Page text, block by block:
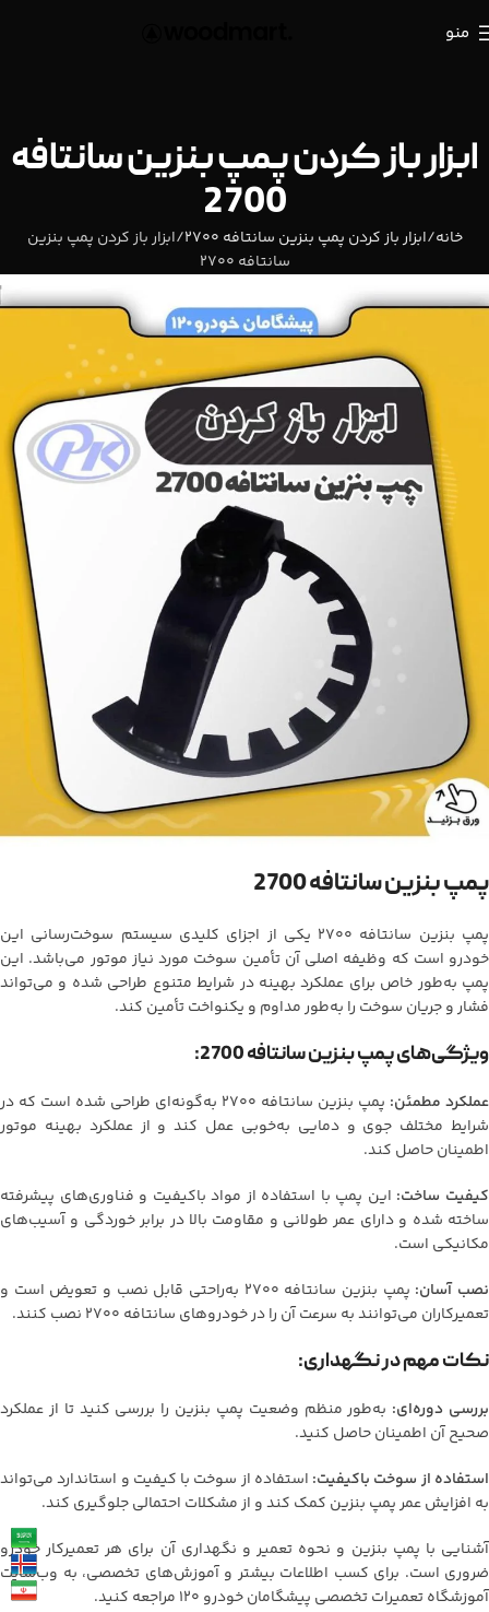
منو
ابزار باز کردن پمپ بنزين سانتافه
2700
خانه ابزار باز کردن پمپ بنزين سانتافه 2700
ابزار باز کردن پمپ بنزين
سانتافه 2700
پمپ بنزین سانتافه 2700
پمپ بنزین سانتافه 2700 یکی از اجزای کلیدی سیستم سوخت‌رسانی این
خودرو است که وظیفه اصلی آن تأمین سوخت مورد نیاز موتور می‌باشد. این
پمپ به‌طور خاص برای عملکرد بهینه در شرایط متنوع طراحی شده و می‌تواند
فشار و جریان سوخت را به‌طور مداوم و یکنواخت تأمین کند.
ویژگی‌های پمپ بنزین سانتافه 2700:
عملکرد مطمئن:
پمپ بنزین سانتافه 2700 به‌گونه‌ای طراحی شده است که در
شرایط مختلف جوی و دمایی به‌خوبی عمل کند و از عملکرد بهینه موتور
اطمینان حاصل کند.
کیفیت ساخت: این پمپ با استفاده از مواد باکیفیت و فناوری‌های پیشرفته
ساخته شده و دارای عمر طولانی و مقاومت بالا در برابر خوردگی و آسیب‌های
مکانیکی است.
نصب آسان:
پمپ بنزین سانتافه 2700 به‌راحتی قابل نصب و تعویض است و
تعمیرکاران می‌توانند به سرعت آن را در خودروهای سانتافه 2700 نصب کنند.
نکات مهم در نگهداری:
بررسی دوره‌ای: به‌طور منظم وضعیت پمپ بنزین را بررسی کنید تا از عملکرد
صحیح آن اطمینان حاصل کنید.
استفاده از سوخت باکیفیت: استفاده از سوخت با کیفیت و استاندارد می‌تواند
به افزایش عمر پمپ بنزین کمک کند و از مشکلات احتمالی جلوگیری کند.
آشنایی با پمپ بنزین و نحوه تعمیر و نگهداری آن برای هر تعمیرکار خودرو
ضروری است. برای کسب اطلاعات بیشتر و آموزش‌های تخصصی، به وب‌سایت
آموزشگاه تعمیرات تخصصی پیشگامان خودرو 120 مراجعه کنید.